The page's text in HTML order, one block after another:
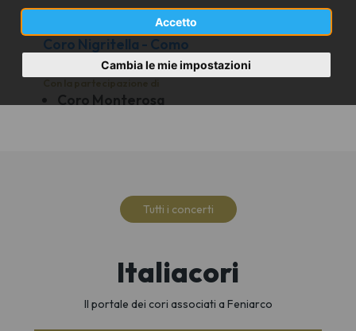
Accetto
Cambia le mie impostazioni
Coro Nigritella - Como
Coro Monterosa
Tutti i concerti
Italiacori
Il portale dei cori associati a Feniarco